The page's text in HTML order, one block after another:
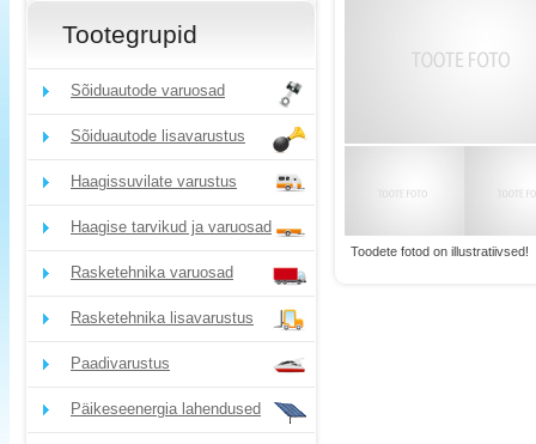
Tootegrupid
Sõiduautode varuosad
Sõiduautode lisavarustus
Haagissuvilate varustus
Haagise tarvikud ja varuosad
Rasketehnika varuosad
Rasketehnika lisavarustus
Paadivarustus
Päikeseenergia lahendused
Toodete fotod on illustratiivsed!